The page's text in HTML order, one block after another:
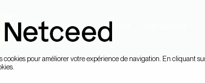
cookies pour améliorer votre expérience de navigation. En cliquant
Catégories Produits